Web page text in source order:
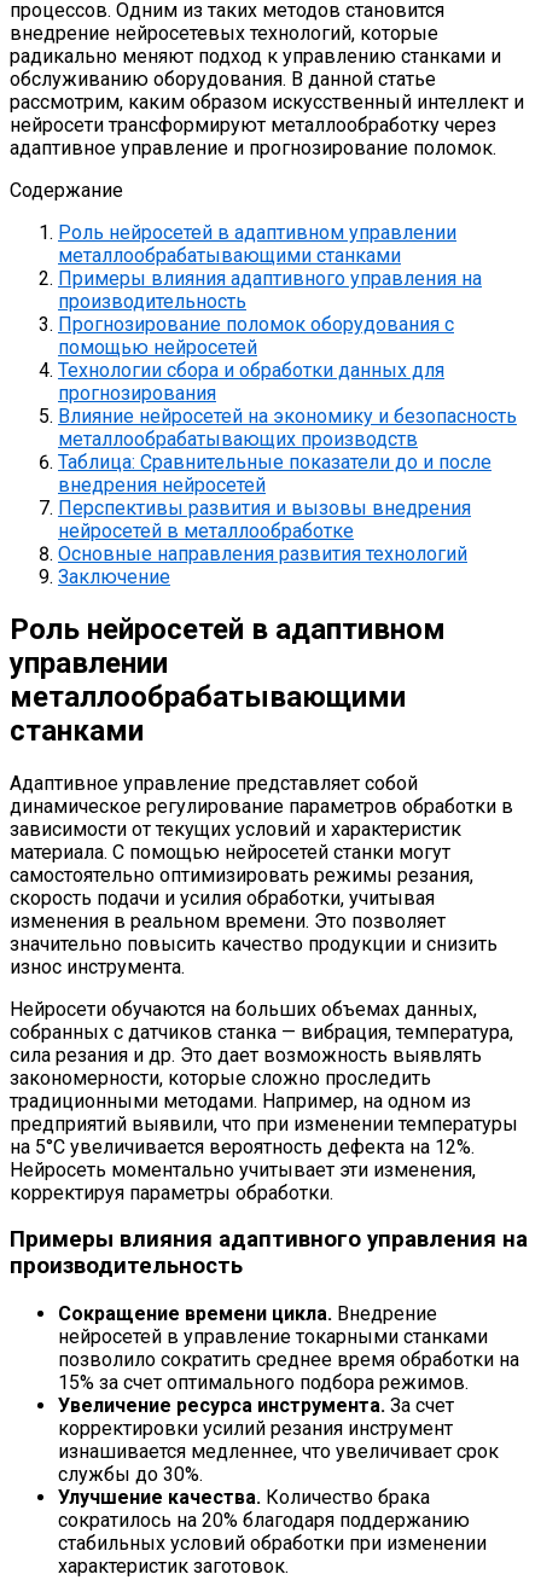
процессов. Одним из таких методов становится
внедрение нейросетевых технологий, которые
радикально меняют подход к управлению станками и
обслуживанию оборудования. В данной статье
рассмотрим, каким образом искусственный интеллект и
нейросети трансформируют металлообработку через
адаптивное управление и прогнозирование поломок.
Содержание
Роль нейросетей в адаптивном управлении
металлообрабатывающими станками
Примеры влияния адаптивного управления на
производительность
Прогнозирование поломок оборудования с
помощью нейросетей
Технологии сбора и обработки данных для
прогнозирования
Влияние нейросетей на экономику и безопасность
металлообрабатывающих производств
Таблица: Сравнительные показатели до и после
внедрения нейросетей
Перспективы развития и вызовы внедрения
нейросетей в металлообработке
Основные направления развития технологий
Заключение
Роль нейросетей в адаптивном
управлении
металлообрабатывающими
станками
Адаптивное управление представляет собой
динамическое регулирование параметров обработки в
зависимости от текущих условий и характеристик
материала. С помощью нейросетей станки могут
самостоятельно оптимизировать режимы резания,
скорость подачи и усилия обработки, учитывая
изменения в реальном времени. Это позволяет
значительно повысить качество продукции и снизить
износ инструмента.
Нейросети обучаются на больших объемах данных,
собранных с датчиков станка — вибрация, температура,
сила резания и др. Это дает возможность выявлять
закономерности, которые сложно проследить
традиционными методами. Например, на одном из
предприятий выявили, что при изменении температуры
на 5°C увеличивается вероятность дефекта на 12%.
Нейросеть моментально учитывает эти изменения,
корректируя параметры обработки.
Примеры влияния адаптивного управления на
производительность
Сокращение времени цикла. Внедрение
нейросетей в управление токарными станками
позволило сократить среднее время обработки на
15% за счет оптимального подбора режимов.
Увеличение ресурса инструмента. За счет
корректировки усилий резания инструмент
изнашивается медленнее, что увеличивает срок
службы до 30%.
Улучшение качества. Количество брака
сократилось на 20% благодаря поддержанию
стабильных условий обработки при изменении
характеристик заготовок.